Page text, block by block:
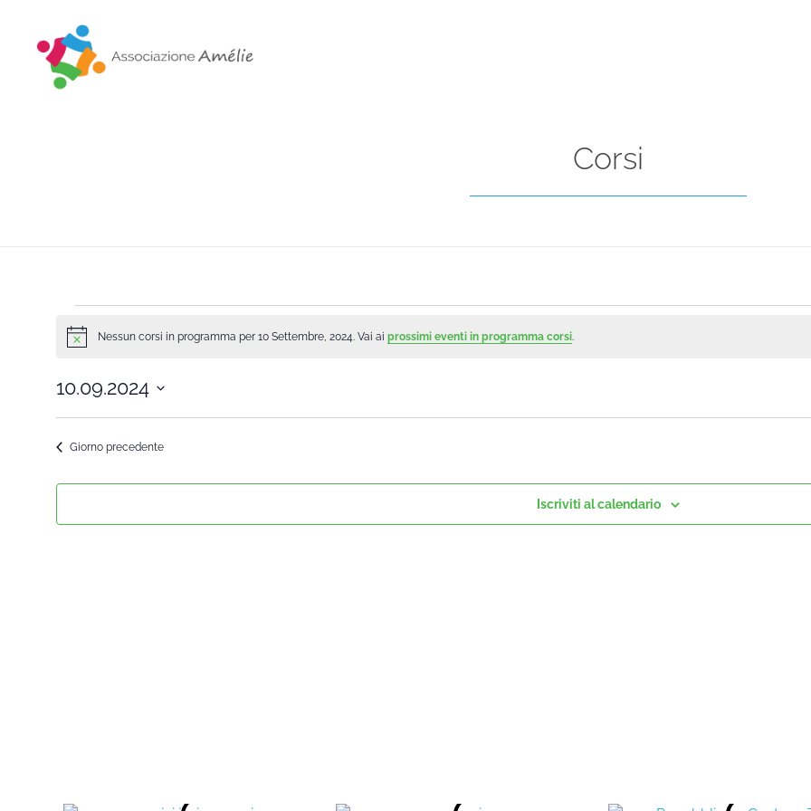
Corsi
NoticeNessun corsi in programma per 10 Settembre, 2024. Vai ai prossimi eventi in programma corsi.
10.09.2024
Seleziona
Giorno precedente
Iscriviti al calendario